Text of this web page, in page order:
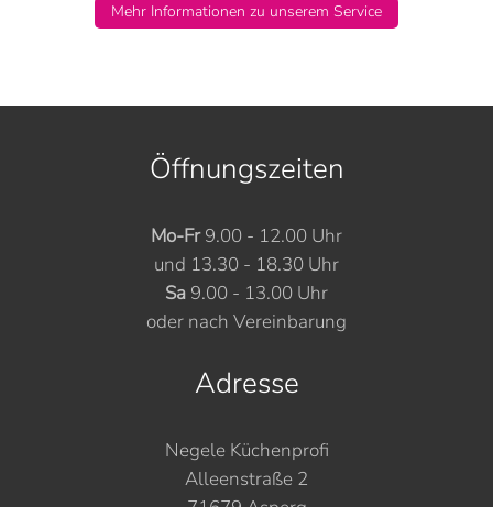
Mehr Informationen zu unserem Service
Öffnungszeiten
Mo-Fr9.00 - 12.00 Uhr
und 13.30 - 18.30 Uhr
Sa 9.00 - 13.00 Uhr
oder nach Vereinbarung
Adresse
Negele Küchenprofi
Alleenstraße 2